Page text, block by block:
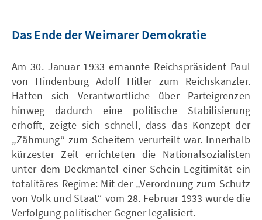
Das Ende der Weimarer Demokratie
Am 30. Januar 1933 ernannte Reichspräsident Paul
von Hindenburg Adolf Hitler zum Reichskanzler.
Hatten sich Verantwortliche über Parteigrenzen
hinweg dadurch eine politische Stabilisierung
erhofft, zeigte sich schnell, dass das Konzept der
„Zähmung“ zum Scheitern verurteilt war. Innerhalb
kürzester Zeit errichteten die Nationalsozialisten
unter dem Deckmantel einer Schein-Legitimität ein
totalitäres Regime: Mit der „Verordnung zum Schutz
von Volk und Staat“ vom 28. Februar 1933 wurde die
Verfolgung politischer Gegner legalisiert.